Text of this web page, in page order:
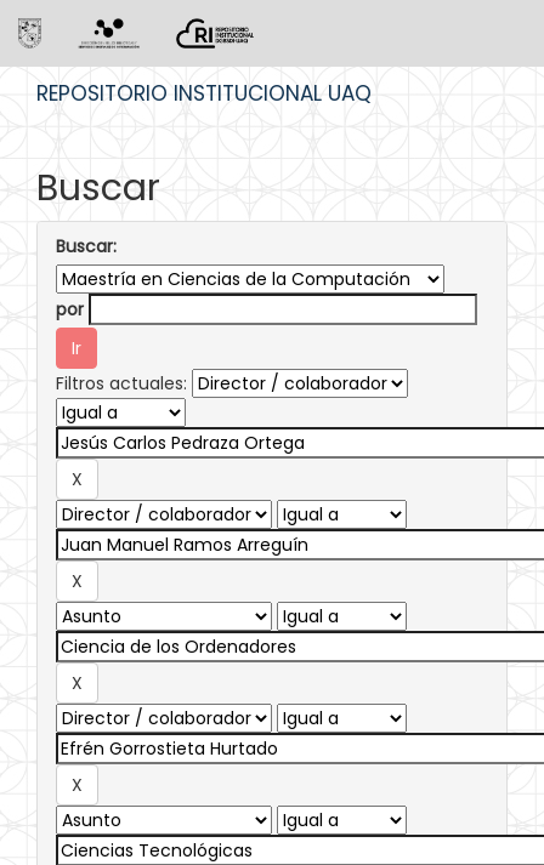
REPOSITORIO INSTITUCIONAL UAQ
Buscar
Buscar:
por
Filtros actuales: